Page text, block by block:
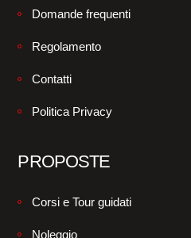
Domande frequenti
Regolamento
Contatti
Politica Privacy
PROPOSTE
Corsi e Tour guidati
Noleggio